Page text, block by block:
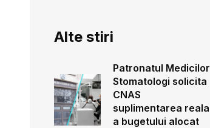
Alte stiri
Patronatul Medicilor
Stomatologi solicita
CNAS
suplimentarea reala
a bugetului alocat